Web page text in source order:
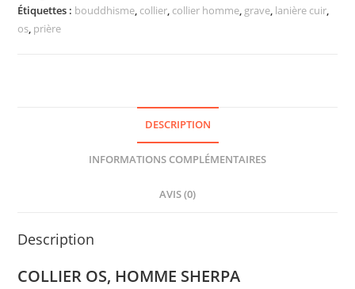
Étiquettes : bouddhisme, collier, collier homme, grave, lanière cuir,
os, prière
DESCRIPTION
INFORMATIONS COMPLÉMENTAIRES
AVIS (0)
Description
COLLIER OS, HOMME SHERPA